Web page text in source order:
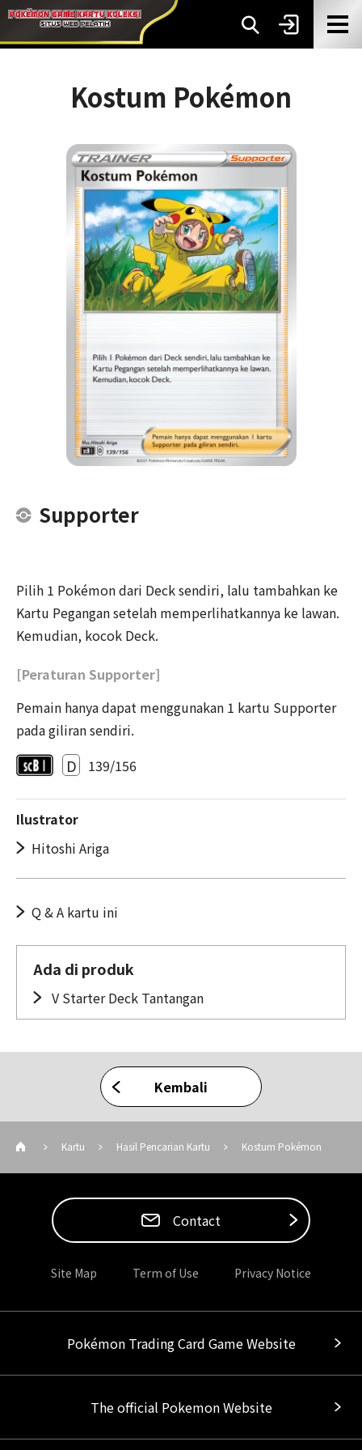
Kostum Pokémon
Supporter
Pilih 1 Pokémon dari Deck sendiri, lalu tambahkan ke
Kartu Pegangan setelah memperlihatkannya ke lawan.
Kemudian, kocok Deck.
[Peraturan Supporter]
Pemain hanya dapat menggunakan 1 kartu Supporter
pada giliran sendiri.
D 139/156
Ilustrator
Hitoshi Ariga
Q & A kartu ini
Ada di produk
V Starter Deck Tantangan
Kembali
Kartu Hasil Pencarian Kartu Kostum Pokémon
Contact
Site Map Term of Use Privacy Notice
Pokémon Trading Card Game Website
The official Pokemon Website